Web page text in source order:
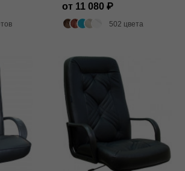
от 11 080
502 цвета